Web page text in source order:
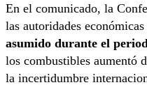
En el comunicado, la
las autoridades económicas
asumido durante el
los combustibles aumentó
la incertidumbre